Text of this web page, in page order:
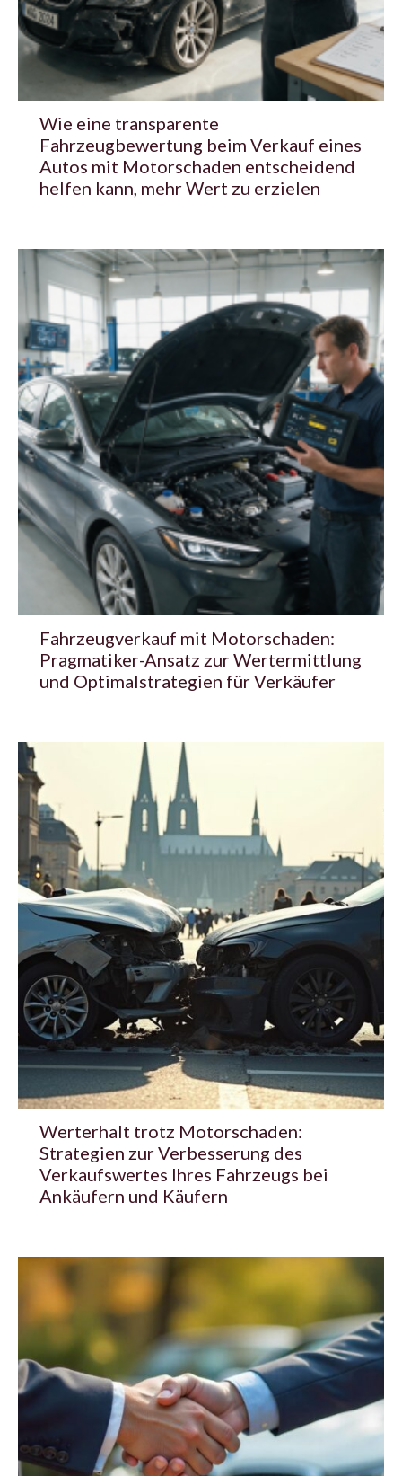
Wie eine transparente
Fahrzeugbewertung beim Verkauf eines
Autos mit Motorschaden entscheidend
helfen kann, mehr Wert zu erzielen
Fahrzeugverkauf mit Motorschaden:
Pragmatiker-Ansatz zur Wertermittlung
und Optimalstrategien für Verkäufer
Werterhalt trotz Motorschaden:
Strategien zur Verbesserung des
Verkaufswertes Ihres Fahrzeugs bei
Ankäufern und Käufern